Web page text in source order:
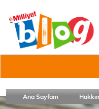
Ana Sayfam